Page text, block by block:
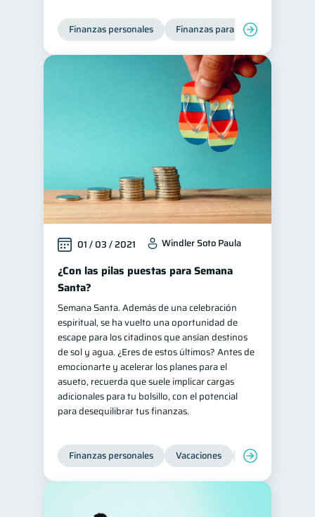
Finanzas personales Finanzas para mujeres
01 / 03 / 2021 Windler Soto Paula
¿Con las pilas puestas para Semana
Santa?
Semana Santa. Además de una celebración
espiritual, se ha vuelto una oportunidad de
escape para los citadinos que ansían destinos
de sol y agua. ¿Eres de estos últimos? Antes de
emocionarte y acelerar los planes para el
asueto, recuerda que suele implicar cargas
adicionales para tu bolsillo, con el potencial
para desequilibrar tus finanzas.
Finanzas personales Vacaciones Organización